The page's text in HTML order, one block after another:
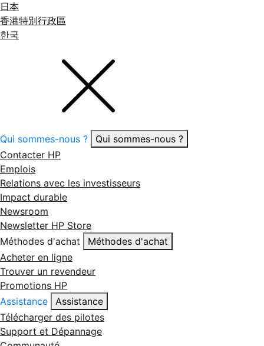
日本
香港特別行政區
한국
Qui sommes-nous ?
Qui sommes-nous ?
Contacter HP
Emplois
Relations avec les investisseurs
Impact durable
Newsroom
Newsletter HP Store
Méthodes d'achat
Méthodes d'achat
Acheter en ligne
Trouver un revendeur
Promotions HP
Assistance
Assistance
Télécharger des pilotes
Support et Dépannage